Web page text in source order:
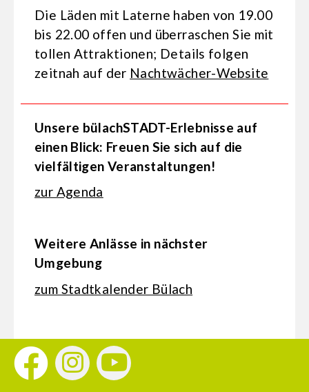
Die Läden mit Laterne haben von 19.00
bis 22.00 offen und überraschen Sie mit
tollen Attraktionen; Details folgen
zeitnah auf der Nachtwächer-Website
Unsere bülachSTADT-Erlebnisse auf
einen Blick: Freuen Sie sich auf die
vielfältigen Veranstaltungen!
zur Agenda
Weitere Anlässe in nächster
Umgebung
zum Stadtkalender Bülach